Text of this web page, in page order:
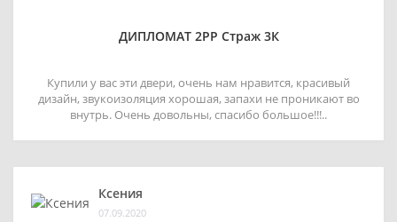
ДИПЛОМАТ 2РР Страж 3К
Купили у вас эти двери, очень нам нравится, красивый
дизайн, звукоизоляция хорошая, запахи не проникают во
внутрь. Очень довольны, спасибо большое!!!..
Ксения
07.09.2020